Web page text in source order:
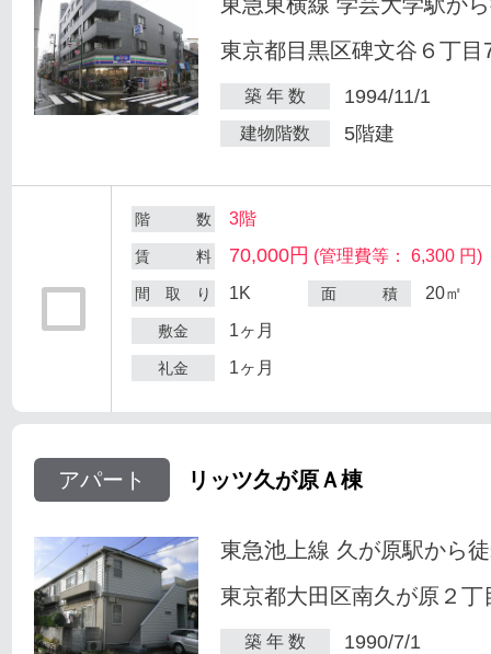
東京都目黒区碑文谷６丁目
築 年 数 1994/11/1
建物階数 5階建
階 数 3階
賃 料 70,000円 (管理費等： 6,300 円)
間 取 り 1K 面 積 20㎡
敷金 1ヶ月
礼金 1ヶ月
アパート リッツ久が原Ａ棟
東急池上線 久が原駅から
東京都大田区南久が原２丁
築 年 数 1990/7/1